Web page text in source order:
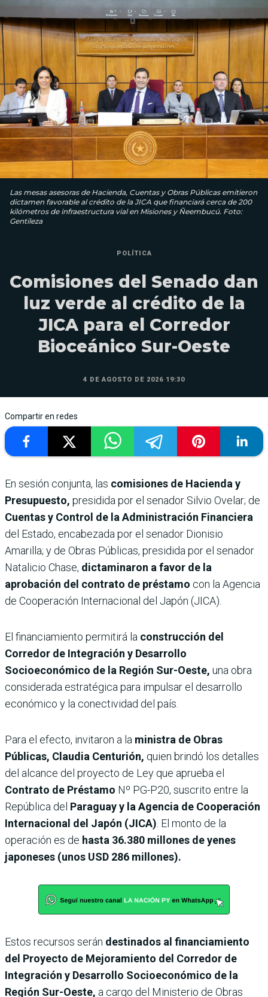
Las mesas asesoras de Hacienda, Cuentas y Obras Públicas emitieron
dictamen favorable al crédito de la JICA que financiará cerca de 200
kilómetros de infraestructura vial en Misiones y Ñeembucú. Foto:
Gentileza
POLÍTICA
Comisiones del Senado dan
luz verde al crédito de la
JICA para el Corredor
Bioceánico Sur-Oeste
4 DE AGOSTO DE 2026 19:30
Compartir en redes
En sesión conjunta, las comisiones de Hacienda y
Presupuesto, presidida por el senador Silvio Ovelar; de
Cuentas y Control de la Administración Financiera
del Estado, encabezada por el senador Dionisio
Amarilla; y de Obras Públicas, presidida por el senador
Natalicio Chase, dictaminaron a favor de la
aprobación del contrato de préstamo con la Agencia
de Cooperación Internacional del Japón (JICA).
El financiamiento permitirá la construcción del
Corredor de Integración y Desarrollo
Socioeconómico de la Región Sur-Oeste, una obra
considerada estratégica para impulsar el desarrollo
económico y la conectividad del país.
Para el efecto, invitaron a la ministra de Obras
Públicas, Claudia Centurión, quien brindó los detalles
del alcance del proyecto de Ley que aprueba el
Contrato de Préstamo Nº PG-P20, suscrito entre la
República del Paraguay y la Agencia de Cooperación
Internacional del Japón (JICA). El monto de la
operación es de hasta 36.380 millones de yenes
japoneses (unos USD 286 millones).
Estos recursos serán destinados al financiamiento
del Proyecto de Mejoramiento del Corredor de
Integración y Desarrollo Socioeconómico de la
Región Sur-Oeste, a cargo del Ministerio de Obras